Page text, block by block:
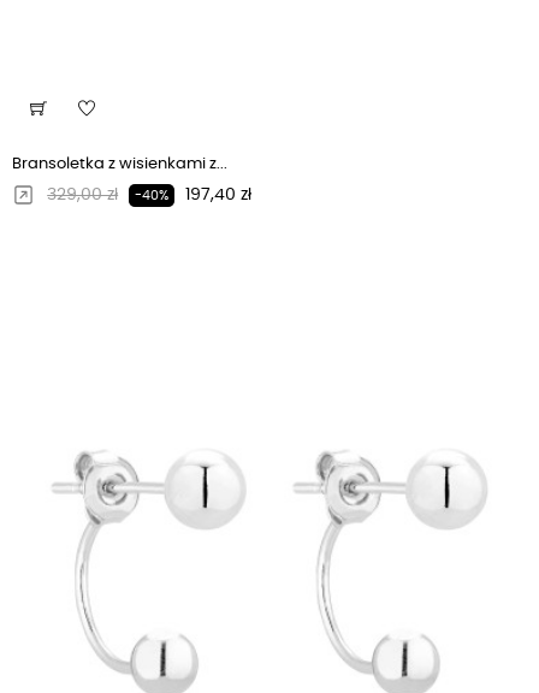
Bransoletka z wisienkami z...
Regularna cena
329,00 zł -40% Cena
197,40 zł